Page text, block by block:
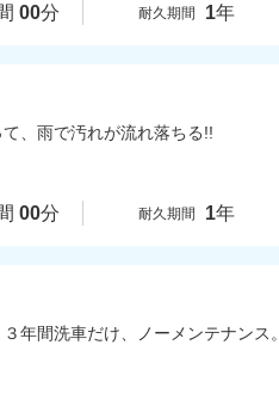
00分 耐久期間 1年
、雨で汚れが流れ落ちる!!
00分 耐久期間 1年
年間洗車だけ、ノーメンテナンス。